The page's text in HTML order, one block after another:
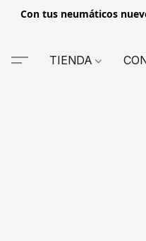
Con tus neumáticos
TIENDA